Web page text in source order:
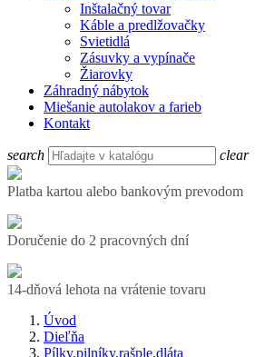
Inštalačný tovar
Káble a predlžovačky
Svietidlá
Zásuvky a vypínače
Žiarovky
Záhradný nábytok
Miešanie autolakov a farieb
Kontakt
search clear
Platba kartou alebo bankovým prevodom
Doručenie do 2 pracovných dní
14-dňová lehota na vrátenie tovaru
Úvod
Dieľňa
Pílky,pilníky,rašple,dláta